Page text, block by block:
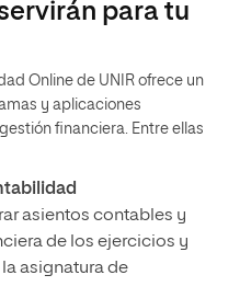
para tu
Online de UNIR ofrece un
y aplicaciones
financiera. Entre ellas
asientos contables y
de los ejercicios y
asignatura de